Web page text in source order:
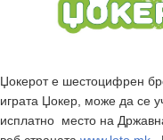
Џокерот е шестоцифрен
играта Џокер, може да се
исплатно место на